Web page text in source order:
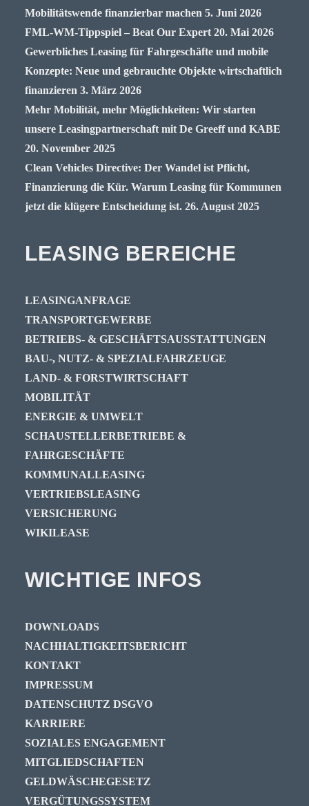
Mobilitätswende finanzierbar machen 5. Juni 2026
FML-WM-Tippspiel – Beat Our Expert 20. Mai 2026
Gewerbliches Leasing für Fahrgeschäfte und mobile
Konzepte: Neue und gebrauchte Objekte wirtschaftlich
finanzieren 3. März 2026
Mehr Mobilität, mehr Möglichkeiten: Wir starten
unsere Leasingpartnerschaft mit De Greeff und KABE
20. November 2025
Clean Vehicles Directive: Der Wandel ist Pflicht,
Finanzierung die Kür. Warum Leasing für Kommunen
jetzt die klügere Entscheidung ist. 26. August 2025
LEASING BEREICHE
LEASINGANFRAGE
TRANSPORTGEWERBE
BETRIEBS- & GESCHÄFTSAUSSTATTUNGEN
BAU-, NUTZ- & SPEZIALFAHRZEUGE
LAND- & FORSTWIRTSCHAFT
MOBILITÄT
ENERGIE & UMWELT
SCHAUSTELLERBETRIEBE &
FAHRGESCHÄFTE
KOMMUNALLEASING
VERTRIEBSLEASING
VERSICHERUNG
WIKILEASE
WICHTIGE INFOS
DOWNLOADS
NACHHALTIGKEITSBERICHT
KONTAKT
IMPRESSUM
DATENSCHUTZ DSGVO
KARRIERE
SOZIALES ENGAGEMENT
MITGLIEDSCHAFTEN
GELDWÄSCHEGESETZ
VERGÜTUNGSSYSTEM